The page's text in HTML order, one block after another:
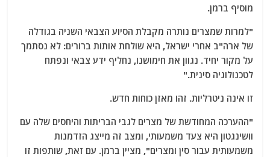
מוסיף ברמן.
"למרות שמצרים נותרה מקבלת הסיוע הצבאי השניה בגודלה
של ארה"ב אחרי ישראל, היא שולחת אותות ברורים: לא נסתמך
על מקור יחיד. נגוון את חימושנו, נחליף ידע צבאי ונפתח
לטכנולוגיה סינית."
זו אינה ניטרליות. זהו מאזן כוחות חדש.
"ההערכה המחודשת של מצרים לגבי הבריתות והיחסים שלה עם
וושינגטון היא צעד משמעותי, ומצב זה מייצג הזדמנות
משמעותית עבור סין ומצרים", מציין ברמן. עם זאת, שותפות זו